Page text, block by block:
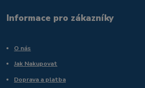
Informace pro zákazníky
O nás
Jak Nakupovat
Doprava a platba